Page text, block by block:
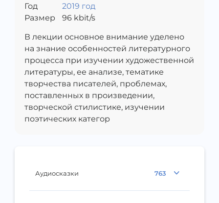
Аудиосказки 763
Год
2019 год
Размер
96kbit/s
В лекции основное внимание уделено
на знание особенностей литературного
процесса при изучении художественной
литературы, ее анализе, тематике
творчества писателей, проблемах,
поставленных в произведении,
творческой стилистике, изучении
поэтических категор